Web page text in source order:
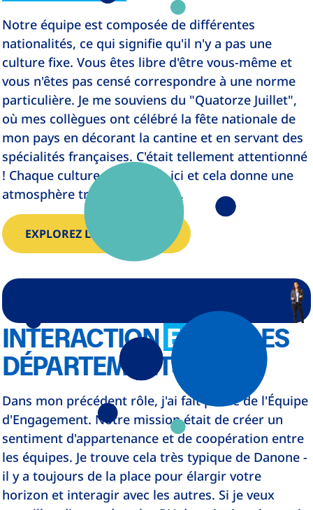
Notre équipe est composée de différentes
nationalités, ce qui signifie qu'il n'y a pas une
culture fixe. Vous êtes libre d'être vous-même et
vous n'êtes pas censé correspondre à une norme
particulière. Je me souviens du "Quatorze Juillet",
où mes collègues ont célébré la fête nationale de
mon pays en décorant la cantine et en servant des
spécialités françaises. C'était tellement attentionné
! Chaque culture est incluse ici et cela donne une
atmosphère très accueillante..
EXPLOREZ LES ÉQUIPES
INTERACTION ENTRE
LES
DÉPARTEMENTS
Dans mon précédent rôle, j'ai fait partie de l'Équipe
d'Engagement. Notre mission était de créer un
sentiment d'appartenance et de coopération entre
les équipes. Je trouve cela très typique de Danone -
il y a toujours de la place pour élargir votre
horizon et interagir avec les autres. Si je veux